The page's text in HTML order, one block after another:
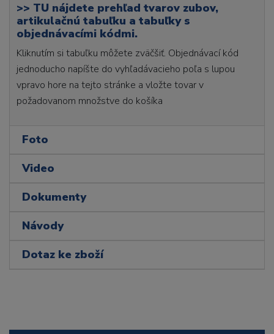
>> TU nájdete prehľad tvarov zubov,
artikulačnú tabuľku a tabuľky s
objednávacími kódmi.
Kliknutím si tabuľku môžete zväčšiť. Objednávací kód
jednoducho napíšte do vyhľadávacieho poľa s lupou
vpravo hore na tejto stránke a vložte tovar v
požadovanom množstve do košíka
Foto
Video
Dokumenty
Návody
Dotaz ke zboží